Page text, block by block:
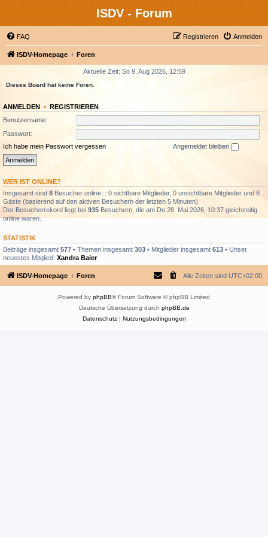
ISDV - Forum
FAQ Anmelden
Registrieren
ISDV-Homepage Foren
Aktuelle Zeit: So 9. Aug 2026, 12:59
Dieses Board hat keine Foren.
ANMELDEN • REGISTRIEREN
Benutzername:
Passwort:
Ich habe mein Passwort vergessen
Angemeldet bleiben
WER IST ONLINE?
Insgesamt sind 8 Besucher online :: 0 sichtbare Mitglieder, 0 unsichtbare Mitglieder und 8
Gäste (basierend auf den aktiven Besuchern der letzten 5 Minuten)
Der Besucherrekord liegt bei 935 Besuchern, die am Do 28. Mai 2026, 10:37 gleichzeitig
online waren.
STATISTIK
Beiträge insgesamt 577 • Themen insgesamt 303 • Mitglieder insgesamt 613 • Unser
neuestes Mitglied: Xandra Baier
ISDV-Homepage Foren Alle Zeiten sind UTC+02:00
Powered by phpBB® Forum Software © phpBB Limited
Deutsche Übersetzung durch phpBB.de
Datenschutz| Nutzungsbedingungen